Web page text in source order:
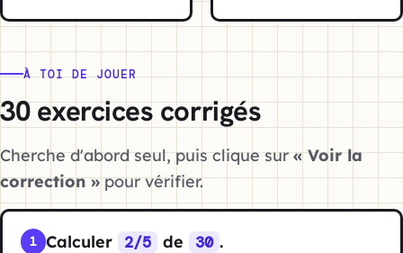
À TOI DE JOUER
30 exercices corrigés
Cherche d'abord seul, puis clique sur« Voir la
correction »pour vérifier.
1 Calculer 2/5 de 30 .